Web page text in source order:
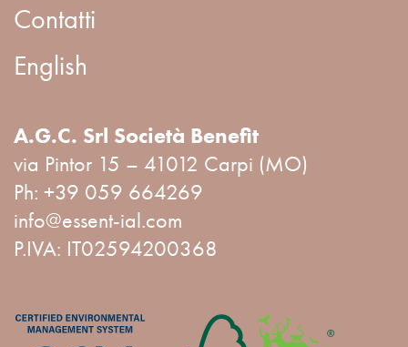
Contatti
English
A.G.C. Srl Società Benefit
via Pintor 15 – 41012 Carpi (MO)
Ph: +39 059 664269
info@essent-ial.com
P.IVA: IT02594200368